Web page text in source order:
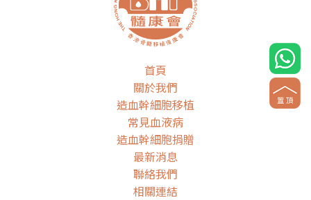
首頁
關於我們
造血幹細胞移植
常見血液病
造血幹細胞捐贈
最新消息
聯絡我們
相關連結